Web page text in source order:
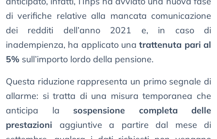
di verifiche relative alla mancata comunicazione
dei redditi dell’anno 2021 e, in caso di
inadempienza, ha applicato unatrattenuta pari al
5% sull’importo lordo della pensione.
Questa riduzione rappresenta un primo segnale di
allarme: si tratta di una misura temporanea che
anticipa la sospensione completa delle
prestazioni aggiuntive a partire dal mese di